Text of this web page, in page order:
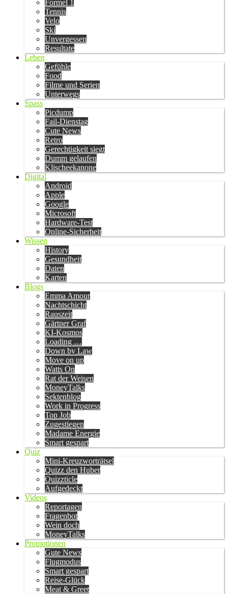
Formel 1
Tennis
Velo
Ski
Unvergessen
Resultate
Leben
Gefühle
Food
Filme und Serien
Unterwegs
Spass
Picdump
Fail-Dienstag
Cute News
Retro
Gerechtigkeit siegt
Dumm gelaufen
Klischeekanone
Digital
Android
Apple
Google
Microsoft
Hardware-Test
Online-Sicherheit
Wissen
History
Gesundheit
Daten
Karten
Blogs
Emma Amour
Nachtschicht
Rauszeit
Gärtner Graf
KI-Kosmos
Loading …
Down by Law
Move on up
Watts On
Rat der Weisen
MoneyTalks
Sektenblog
Work in Progress
Top Job
Zugestiegen
Madame Energie
Smart gespart
Quiz
Mini-Kreuzworträtsel
Quizz den Huber
Quizzticle
Aufgedeckt
Videos
Reportagen
Fragenbot
Wein doch
MoneyTalks
Promotionen
Gute News
Flugmodus
Smart gespart
Reise-Glück
Meat & Greet